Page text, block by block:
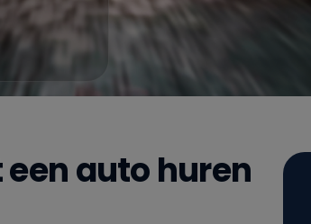
auto huren